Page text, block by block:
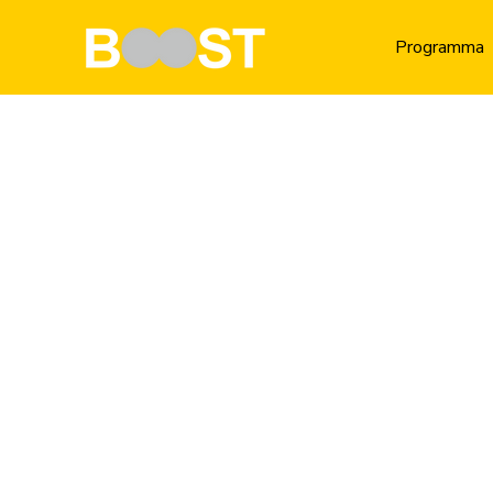
Programma